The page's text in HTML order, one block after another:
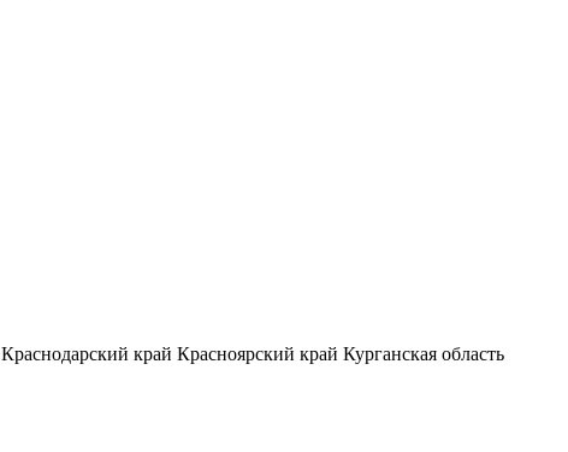
Краснодарский край Красноярский край Курганская область